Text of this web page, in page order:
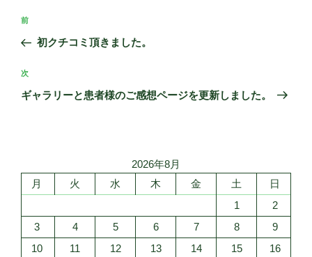
投
ナ
ビ
ゲ
前
の
稿
前
初クチコミ頂きました。
次
の
次
ギャラリーと患者様のご感想ページを更新しました。
2026年8月
月
火 水 木 金 土
日
1
2
3
4 5 6 7 8
9
10
11 12 13 14 15
16